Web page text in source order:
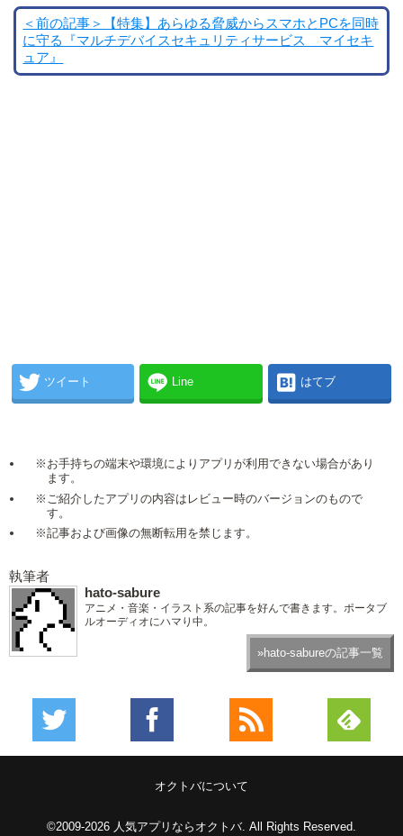
＜前の記事＞【特集】あらゆる脅威からスマホとPCを同時
に守る『マルチデバイスセキュリティサービス マイセキ
ュア』
ツイート Line はてブ
※お手持ちの端末や環境によりアプリが利用できない場合があり
ます。
※ご紹介したアプリの内容はレビュー時のバージョンのもので
す。
※記事および画像の無断転用を禁じます。
執筆者
hato-sabure
アニメ・音楽・イラスト系の記事を好んで書きます。ポータブ
ルオーディオにハマり中。
»hato-sabureの記事一覧
オクトバについて
©2009-2026 人気アプリならオクトバ. All Rights Reserved.